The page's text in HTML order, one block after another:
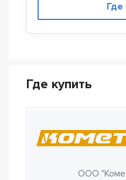
Где
Где купить
ООО